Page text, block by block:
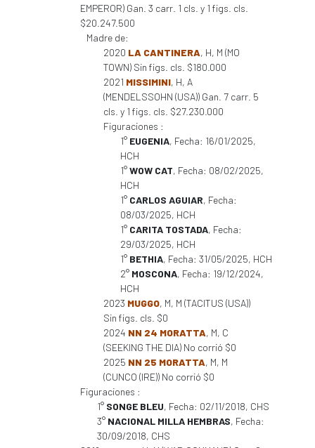
EMPEROR) Gan. 3 carr. 1 cls. y 1 figs. cls.
$20.247.500
Madre de:
2020 LA CANTINERA, H, M (MO
TOWN) Sin figs. cls. $180.000
2021 MISSIMINI, H, A
(MENDELSSOHN (USA)) Gan. 7 carr. 5
cls. y 1 figs. cls. $27.230.000
Figuraciones :
1° EUGENIA, Fecha: 16/01/2025,
HCH
1°WOW CAT, Fecha: 08/02/2025,
HCH
1° CARLOS AGUIAR, Fecha:
08/03/2025, HCH
1° CARITA TOSTADA, Fecha:
29/03/2025, HCH
1° BETHIA, Fecha: 31/05/2025, HCH
2° MOSCONA, Fecha: 19/12/2024,
HCH
2023 MUGGO, M, M (TACITUS (USA))
Sin figs. cls. $0
2024 NN 24 MORATTA, M, C
(SEEKING THE DIA) No corrió $0
2025 NN 25 MORATTA, M, M
(CUNCO (IRE)) No corrió $0
Figuraciones :
1° SONGE BLEU, Fecha: 02/11/2018, CHS
3° NACIONAL MILLA HEMBRAS, Fecha:
30/09/2018, CHS